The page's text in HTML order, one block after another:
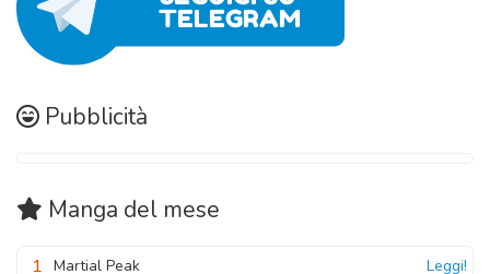
Pubblicità
Manga del mese
1 Martial Peak Leggi!